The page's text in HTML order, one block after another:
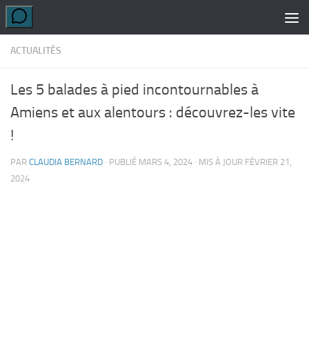
Skip to content
ACTUALITÉS
Les 5 balades à pied incontournables à
Amiens et aux alentours : découvrez-les vite
!
PAR CLAUDIA BERNARD · PUBLIÉ MARS 4, 2024 · MIS À JOUR FÉVRIER 21,
2024